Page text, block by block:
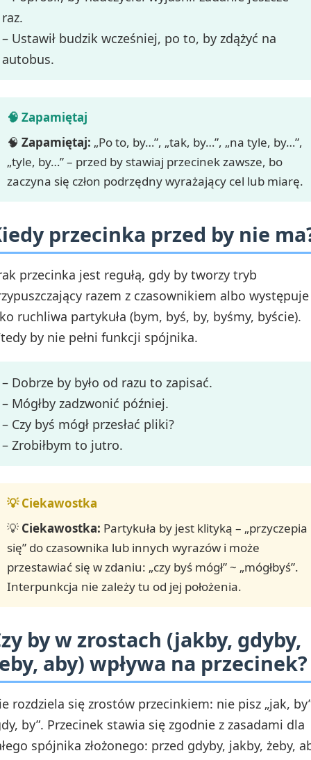
raz.
– Ustawił budzik wcześniej, po to, by zdążyć na
autobus.
🧠 Zapamiętaj: „Po to, by…”, „tak, by…”, „na tyle, by…”,
„tyle, by…” – przed by stawiaj przecinek zawsze, bo
zaczyna się człon podrzędny wyrażający cel lub miarę.
przecinka przed by nie
przecinka jest regułą, gdy by tworzy tryb
razem z czasownikiem albo występuje
ruchliwa partykuła (bym, byś, by, byśmy, byście).
by nie pełni funkcji spójnika.
– Dobrze by było od razu to zapisać.
– Mógłby zadzwonić później.
– Czy byś mógł przesłać pliki?
– Zrobiłbym to jutro.
💡 Ciekawostka: Partykuła by jest klityką – „przyczepia
się” do czasownika lub innych wyrazów i może
przestawiać się w zdaniu: „czy byś mógł” ~ „mógłbyś”.
Interpunkcja nie zależy tu od jej położenia.
by w zrostach (jakby, gdyby,
aby) wpływa na przecinek?
rozdziela się zrostów przecinkiem: nie pisz „jak,
by”. Przecinek stawia się zgodnie z zasadami dla
spójnika złożonego: przed gdyby, jakby, żeby,